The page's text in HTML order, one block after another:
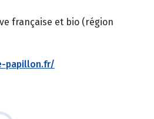
française et bio (région
papillon.fr/